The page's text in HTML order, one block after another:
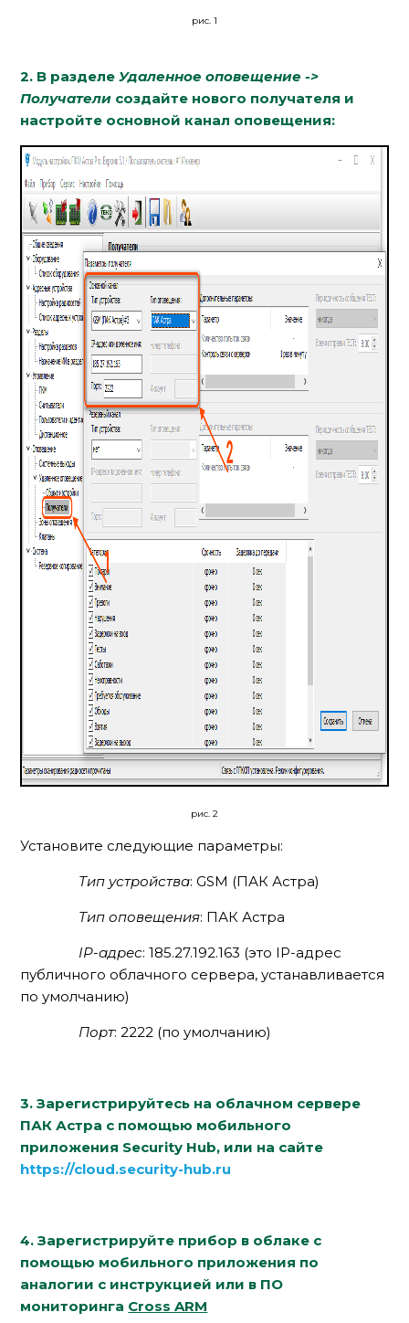
рис. 1
2. В разделеУдаленное оповещение ->
Получатели создайте нового получателя и
настройте основной канал оповещения:
рис. 2
Установите следующие параметры:
Тип устройства: GSM (ПАК Астра)
Тип оповещения: ПАК Астра
IP-адрес: 185.27.192.163 (это IP-адрес
публичного облачного сервера, устанавливается
по умолчанию)
Порт: 2222 (по умолчанию)
3. Зарегистрируйтесь на облачном сервере
ПАК Астра с помощью мобильного
приложения Security Hub, или на сайте
https://cloud.security-hub.ru
4. Зарегистрируйте прибор в облаке с
помощью мобильного приложения по
аналогии с инструкцией или в ПО
мониторинга Cross ARM